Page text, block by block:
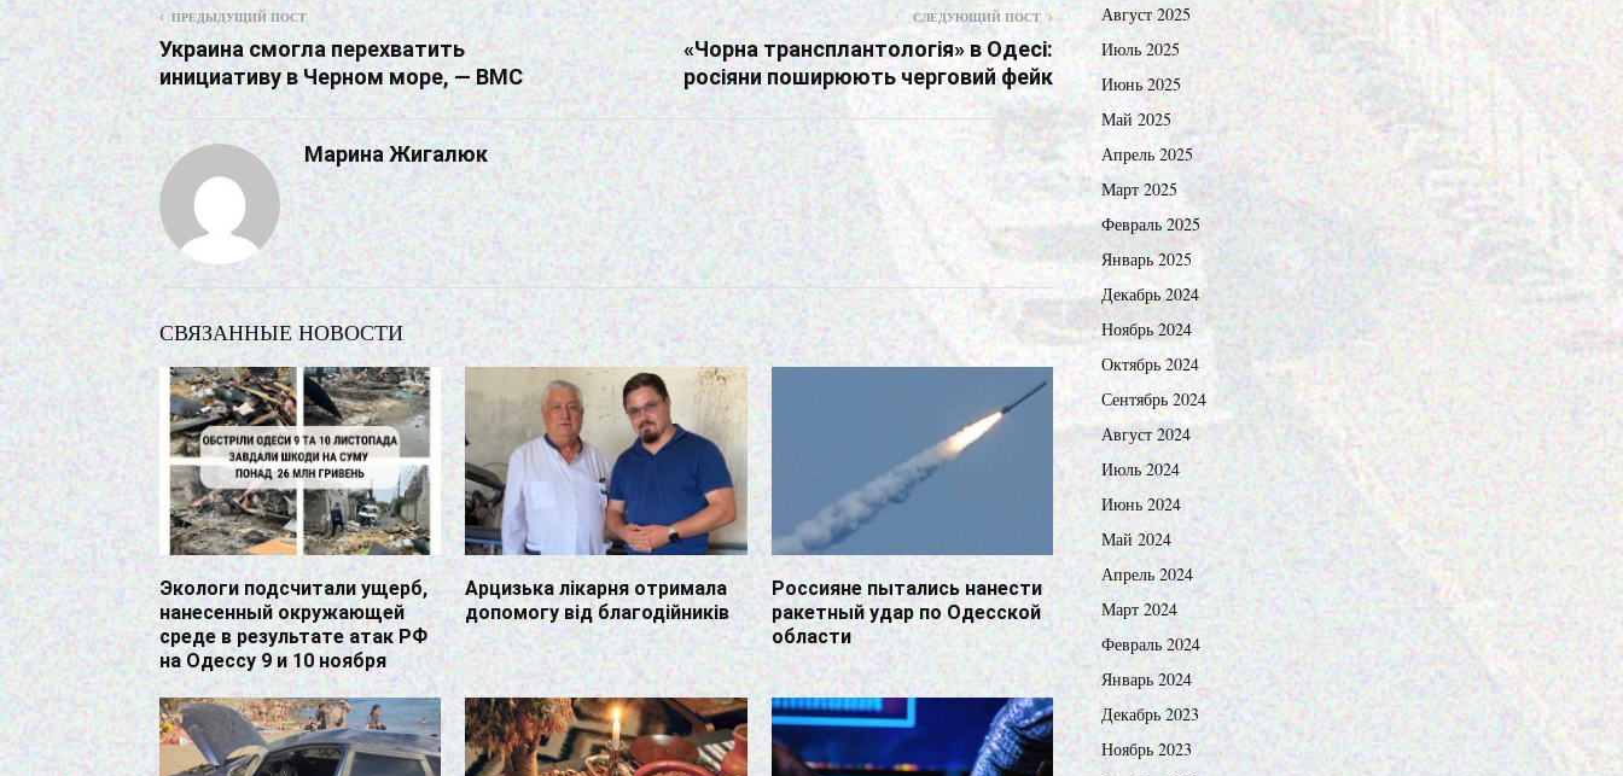
ПРЕДЫДУЩИЙ ПОСТ
Украина смогла перехватить
инициативу в Черном море, — ВМС
СЛЕДУЮЩИЙ ПОСТ
«Чорна трансплантологія» в Одесі:
росіяни поширюють черговий фейк
Марина Жигалюк
СВЯЗАННЫЕ НОВОСТИ
Экологи подсчитали ущерб,
нанесенный окружающей
среде в результате атак РФ
на Одессу 9 и 10 ноября
Арцизька лікарня отримала
допомогу від благодійників
Россияне пытались нанести
ракетный удар по Одесской
области
Август 2025
Июль 2025
Июнь 2025
Май 2025
Апрель 2025
Март 2025
Февраль 2025
Январь 2025
Декабрь 2024
Ноябрь 2024
Октябрь 2024
Сентябрь 2024
Август 2024
Июль 2024
Июнь 2024
Май 2024
Апрель 2024
Март 2024
Февраль 2024
Январь 2024
Декабрь 2023
Ноябрь 2023